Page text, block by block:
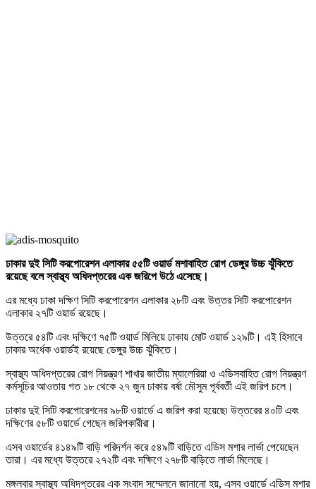
ঢাকার দুই সিটি করপোরেশন এলাকার ৫৫টি ওয়ার্ড মশাবাহিত রোগ ডেঙ্গুর উচ্চ ঝুঁকিতে
রয়েছে বলে স্বাস্থ্য অধিদপ্তরের এক জরিপে উঠে এসেছে।
এর মধ্যে ঢাকা দক্ষিণ সিটি করপোরেশন এলাকার ২৮টি এবং উত্তর সিটি করপোরেশন
এলাকার ২৭টি ওয়ার্ড রয়েছে।
উত্তরে ৫৪টি এবং দক্ষিণে ৭৫টি ওয়ার্ড মিলিয়ে ঢাকায় মোট ওয়ার্ড ১২৯টি। এই হিসাবে
ঢাকার অর্ধেক ওয়ার্ডই রয়েছে ডেঙ্গুর উচ্চ ঝুঁকিতে।
স্বাস্থ্য অধিদপ্তরের রোগ নিয়ন্ত্রণ শাখার জাতীয় ম্যালেরিয়া ও এডিসবাহিত রোগ নিয়ন্ত্রণ
কর্মসূচির আওতায় গত ১৮ থেকে ২৭ জুন ঢাকায় বর্ষা মৌসুম পূর্ববর্তী এই জরিপ চলে।
ঢাকার দুই সিটি করপোরেশনের ৯৮টি ওয়ার্ডে এ জরিপ করা হয়েছে৷ উত্তরের ৪০টি এবং
দক্ষিণের ৫৮টি ওয়ার্ডে গেছেন জরিপকারীরা।
এসব ওয়ার্ডের ৪১৪৯টি বাড়ি পরিদর্শন করে ৫৪৯টি বাড়িতে এডিস মশার লার্ভা পেয়েছেন
তারা। এর মধ্যে উত্তরে ২৭২টি এবং দক্ষিণে ২৭৮টি বাড়িতে লার্ভা মিলেছে।
মঙ্গলবার স্বাস্থ্য অধিদপ্তরের এক সংবাদ সম্মেলনে জানানো হয়, এসব ওয়ার্ডে এডিস মশার